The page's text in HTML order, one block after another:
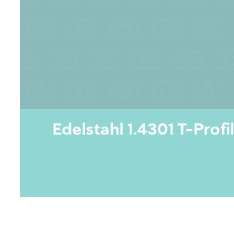
Edelstahl 1.4301 T-Profil